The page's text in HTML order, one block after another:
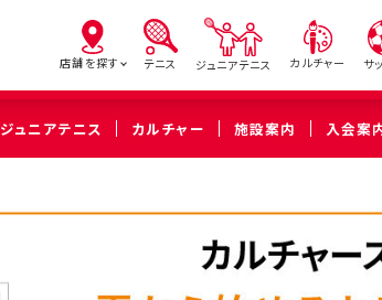
店舗を探す
（江東区） （足立区）
テニス ジュニアテニス カルチャー サ
ジュニアテニス カルチャー 施設案内 入会案